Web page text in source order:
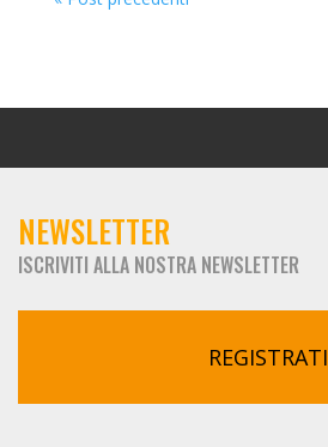
NEWSLETTER
ISCRIVITI ALLA NOSTRA NEWSLETTER
REGISTRATI